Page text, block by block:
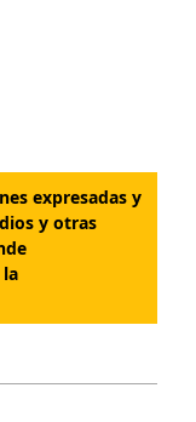
expresadas y
y otras